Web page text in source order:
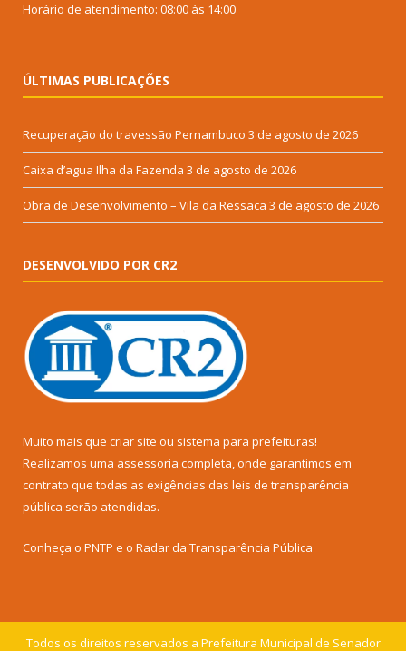
Horário de atendimento: 08:00 às 14:00
ÚLTIMAS PUBLICAÇÕES
Recuperação do travessão Pernambuco 3 de agosto de 2026
Caixa d’agua Ilha da Fazenda 3 de agosto de 2026
Obra de Desenvolvimento – Vila da Ressaca 3 de agosto de 2026
DESENVOLVIDO POR CR2
Muito mais que criar site ou sistema para prefeituras!
Realizamos uma assessoria completa, onde garantimos em
contrato que todas as exigências das leis de transparência
pública serão atendidas.
Conheça o PNTP e o Radar da Transparência Pública
Todos os direitos reservados a Prefeitura Municipal de Senador